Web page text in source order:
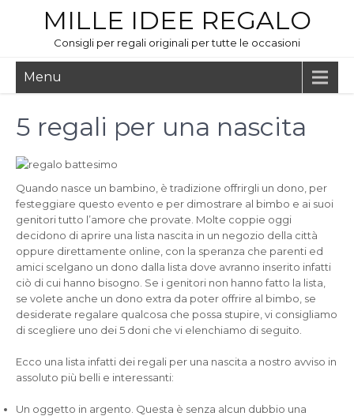
MILLE IDEE REGALO
Consigli per regali originali per tutte le occasioni
Menu
5 regali per una nascita
Quando nasce un bambino, è tradizione offrirgli un dono, per
festeggiare questo evento e per dimostrare al bimbo e ai suoi
genitori tutto l’amore che provate. Molte coppie oggi
decidono di aprire una lista nascita in un negozio della città
oppure direttamente online, con la speranza che parenti ed
amici scelgano un dono dalla lista dove avranno inserito infatti
ciò di cui hanno bisogno. Se i genitori non hanno fatto la lista,
se volete anche un dono extra da poter offrire al bimbo, se
desiderate regalare qualcosa che possa stupire, vi consigliamo
di scegliere uno dei 5 doni che vi elenchiamo di seguito.
Ecco una lista infatti dei regali per una nascita a nostro avviso in
assoluto più belli e interessanti:
Un oggetto in argento. Questa è senza alcun dubbio una